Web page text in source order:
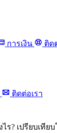
การเงิน ติด
ติดต่อเรา